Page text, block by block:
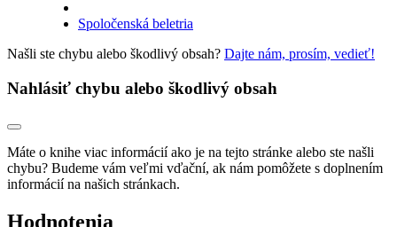
Spoločenská beletria
Našli ste chybu alebo škodlivý obsah? Dajte nám, prosím, vedieť!
Nahlásiť chybu alebo škodlivý obsah
Máte o knihe viac informácií ako je na tejto stránke alebo ste našli
chybu? Budeme vám veľmi vďační, ak nám pomôžete s doplnením
informácií na našich stránkach.
Hodnotenia